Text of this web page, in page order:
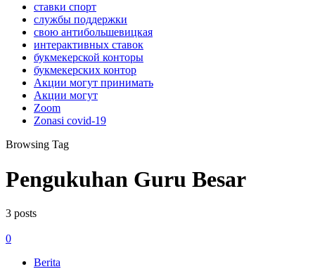
ставки спорт
службы поддержки
свою антибольшевицкая
интерактивных ставок
букмекерской конторы
букмекерских контор
Акции могут принимать
Акции могут
Zoom
Zonasi covid-19
Browsing Tag
Pengukuhan Guru Besar
3 posts
0
Berita